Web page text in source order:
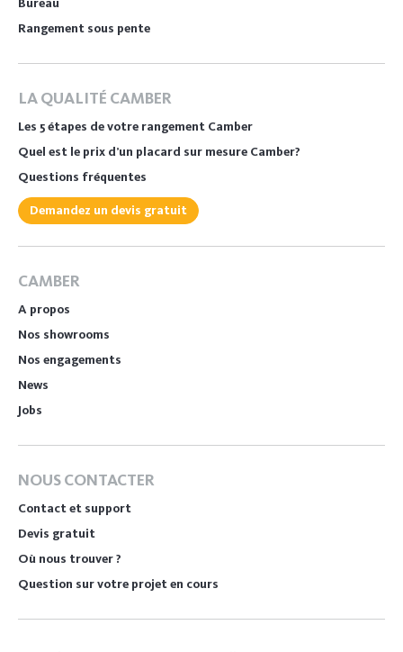
Bureau
Rangement sous pente
LA QUALITÉ CAMBER
Les 5 étapes de votre rangement Camber
Quel est le prix d’un placard sur mesure Camber?
Questions fréquentes
Demandez un devis gratuit
CAMBER
A propos
Nos showrooms
Nos engagements
News
Jobs
NOUS CONTACTER
Contact et support
Devis gratuit
Où nous trouver ?
Question sur votre projet en cours